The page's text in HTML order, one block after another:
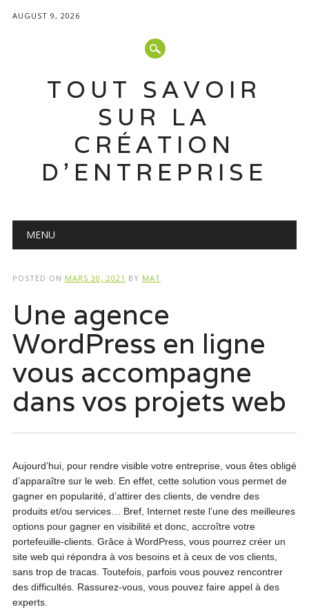
AUGUST 9, 2026
TOUT SAVOIR
SUR LA
CRÉATION
D'ENTREPRISE
Main menu
MENU
POSTED ON MARS 30, 2021 BY MAT
Une agence
WordPress en ligne
vous accompagne
dans vos projets web
Aujourd’hui, pour rendre visible votre entreprise, vous êtes obligé
d’apparaître sur le web. En effet, cette solution vous permet de
gagner en popularité, d’attirer des clients, de vendre des
produits et/ou services… Bref, Internet reste l’une des meilleures
options pour gagner en visibilité et donc, accroître votre
portefeuille-clients. Grâce à WordPress, vous pourrez créer un
site web qui répondra à vos besoins et à ceux de vos clients,
sans trop de tracas. Toutefois, parfois vous pouvez rencontrer
des difficultés. Rassurez-vous, vous pouvez faire appel à des
experts.